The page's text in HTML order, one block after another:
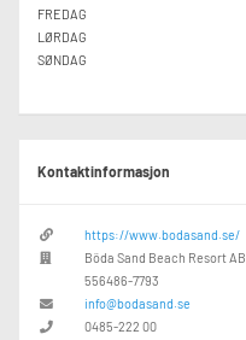
FREDAG
LØRDAG
SØNDAG
Kontaktinformasjon
https://www.bodasand.se/
Böda Sand Beach Resort AB
556486-7793
info@bodasand.se
0485-222 00